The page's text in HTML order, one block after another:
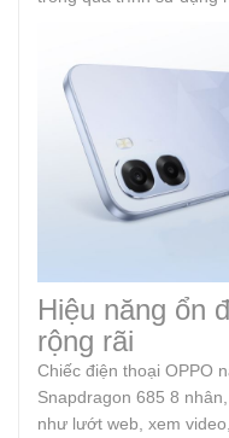
Hiệu năng ổn
rộng rãi
Chiếc điện thoại OPPO
Snapdragon 685 8
như lướt web, xem